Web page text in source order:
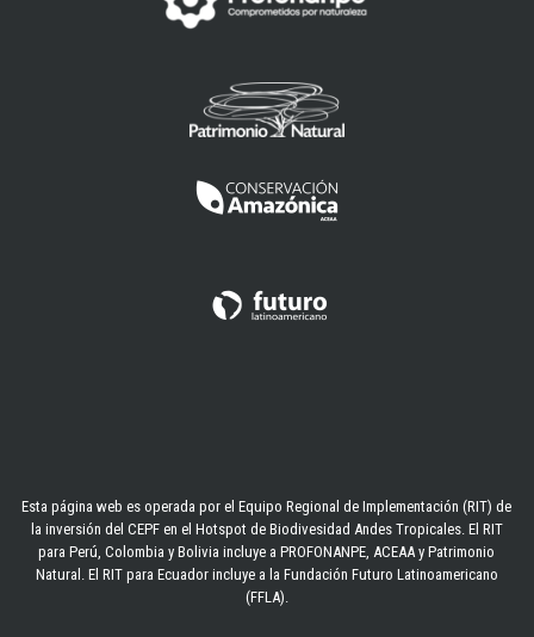
Esta página web es operada por el Equipo Regional de Implementación (RIT) de
la inversión del CEPF en el Hotspot de Biodivesidad Andes Tropicales. El RIT
para Perú, Colombia y Bolivia incluye a PROFONANPE, ACEAA y Patrimonio
Natural. El RIT para Ecuador incluye a la Fundación Futuro Latinoamericano
(FFLA).